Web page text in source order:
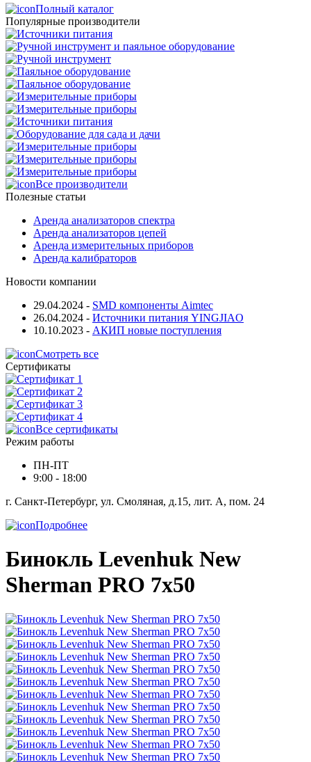
Полный каталог
Популярные производители
Все производители
Полезные статьи
Аренда анализаторов спектра
Аренда анализаторов цепей
Аренда измерительных приборов
Аренда калибраторов
Новости компании
29.04.2024 - SMD компоненты Aimtec
26.04.2024 - Источники питания YINGJIAO
10.10.2023 - АКИП новые поступления
Смотреть все
Сертификаты
Все сертификаты
Режим работы
ПН-ПТ
9:00 - 18:00
г. Санкт-Петербург, ул. Смоляная, д.15, лит. А, пом. 24
Подробнее
Бинокль Levenhuk New
Sherman PRO 7x50